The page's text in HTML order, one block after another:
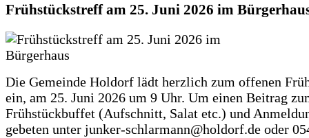
Frühstückstreff am 25. Juni 2026 im
Die Gemeinde Holdorf lädt herzlich zum offenen
ein, am 25. Juni 2026 um 9 Uhr. Um einen Beitrag
Frühstückbuffet (Aufschnitt, Salat etc.) und
gebeten unter junker-schlarmann@holdorf.de oder